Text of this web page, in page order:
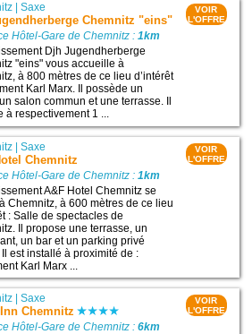
|Saxe
Chemnitz "eins"
Hôtel-Gare de Chemnitz :1km
Djh Jugendherberge
"eins" vous accueille à
à 800 mètres de ce lieu d’intérêt
Karl Marx. Il possède un
salon commun et une terrasse. Il
à respectivement 1 ...
VOIR
L'OFFRE
|Saxe
Chemnitz
Hôtel-Gare de Chemnitz :1km
A&F Hotel Chemnitz se
Chemnitz, à 600 mètres de ce lieu
: Salle de spectacles de
Il propose une terrasse, un
un bar et un parking privé
est installé à proximité de :
Karl Marx ...
VOIR
L'OFFRE
|Saxe
Chemnitz
Hôtel-Gare de Chemnitz :6km
VOIR
L'OFFRE